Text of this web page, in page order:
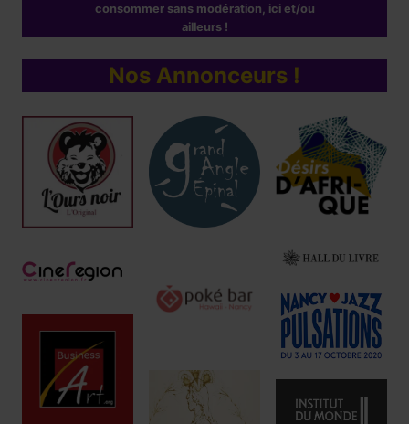
consommer sans modération, ici et/ou
ailleurs !
Nos Annonceurs !